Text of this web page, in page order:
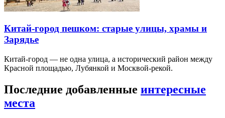
Китай-город пешком: старые улицы, храмы и
Зарядье
Китай-город — не одна улица, а исторический район между
Красной площадью, Лубянкой и Москвой-рекой.
Последние добавленные интересные
места